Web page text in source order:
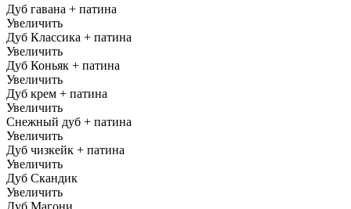
Дуб гавана + патина
Увеличить
Дуб Классика + патина
Увеличить
Дуб Коньяк + патина
Увеличить
Дуб крем + патина
Увеличить
Снежный дуб + патина
Увеличить
Дуб чизкейк + патина
Увеличить
Дуб Скандик
Увеличить